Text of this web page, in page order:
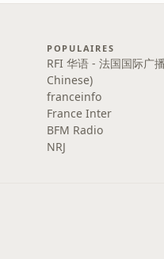
POPULAIRES
RFI 华语 - 法国国际广
Chinese)
franceinfo
France Inter
BFM Radio
NRJ